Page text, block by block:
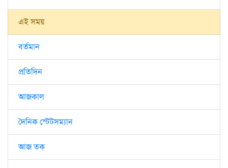
এই সময়
বর্তমান
প্রতিদিন
আজকাল
দৈনিক স্টেটসম্যান
আজ তক